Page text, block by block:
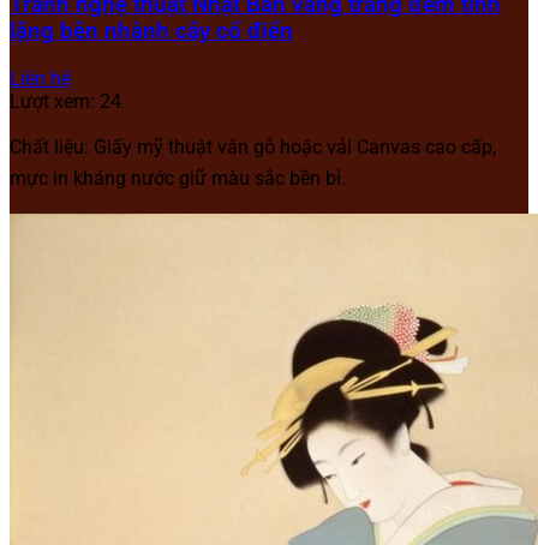
lặng bên nhành cây cổ điển
Liên hệ
Lượt xem: 24
Chất liệu: Giấy mỹ thuật vân gỗ hoặc vải Canvas cao cấp,
mực in kháng nước giữ màu sắc bền bỉ.